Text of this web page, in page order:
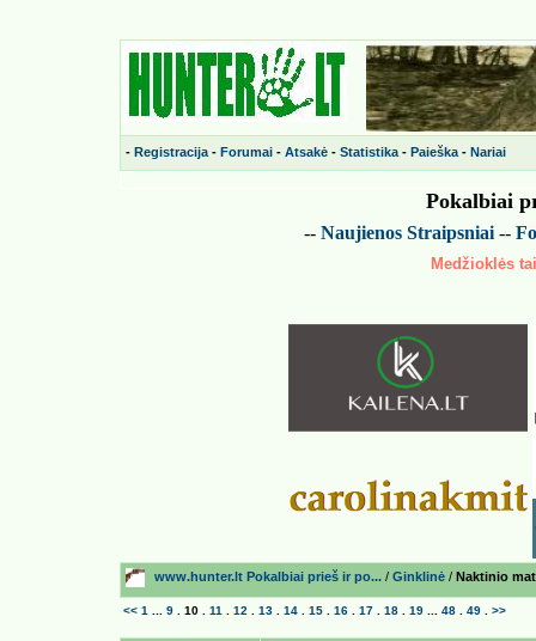
- Registracija - Forumai - Atsakė - Statistika - Paieška - Nariai
Pokalbiai
-- Naujienos Straipsniai --
Medžioklės
www.hunter.lt Pokalbiai prieš ir po... / Ginklinė / Naktinio
<< 1 9 10 11 12 13 14 15 16 17 18 19 48 49 >>